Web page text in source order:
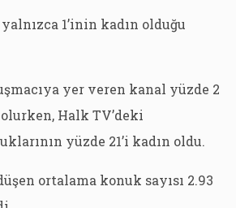
1’inin kadın olduğu
yer veren kanal yüzde 2
Halk TV’deki
yüzde 21’i kadın oldu.
ortalama konuk sayısı 2.93